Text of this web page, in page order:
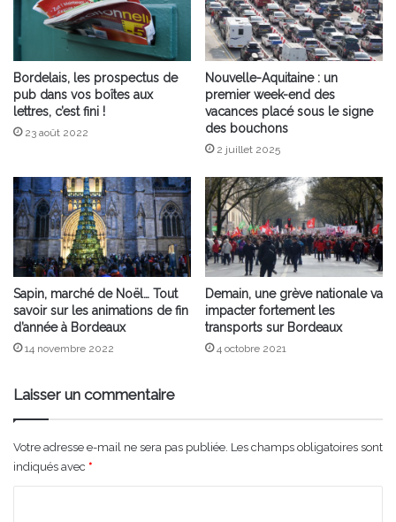
Bordelais, les prospectus de
pub dans vos boîtes aux
lettres, c’est fini !
23 août 2022
Nouvelle-Aquitaine : un
premier week-end des
vacances placé sous le signe
des bouchons
2 juillet 2025
Sapin, marché de Noël… Tout
savoir sur les animations de fin
d’année à Bordeaux
14 novembre 2022
Demain, une grève nationale va
impacter fortement les
transports sur Bordeaux
4 octobre 2021
Laisser un commentaire
Votre adresse e-mail ne sera pas publiée. Les champs obligatoires sont
indiqués avec *